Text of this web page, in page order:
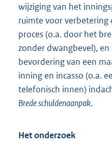
wijziging van het
ruimte voor
proces (o.a. door het
zonder dwangbevel),
bevordering van een
inning en incasso (o.a.
telefonisch innen)
Brede schuldenaanpak.
Het onderzoek